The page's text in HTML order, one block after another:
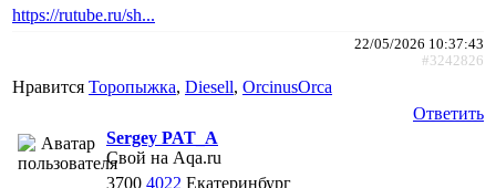
https://rutube.ru/sh...
22/05/2026 10:37:43
#3242826
Нравится Торопыжка, Diesell, ОrcinusОrca
Ответить
Sergey PAT_A
Свой на Aqa.ru
3700 4022 Екатеринбург